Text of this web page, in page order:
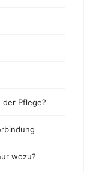
Pflege?
wozu?